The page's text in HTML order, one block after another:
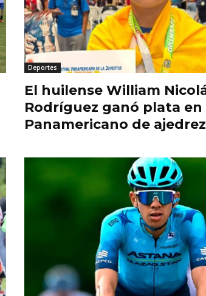
Deportes
El huilense William
Rodríguez ganó plata en
Panamericano de ajedrez